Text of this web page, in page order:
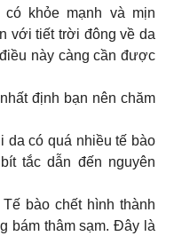
khỏe mạnh và mịn
với tiết trời đông về da
này càng cần được
định bạn nên chăm
da có quá nhiều tế bào
tắc dẫn đến nguyên
bào chết hình thành
bám thâm sạm. Đây là